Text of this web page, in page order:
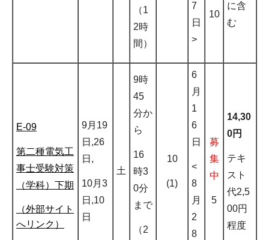
（1
2時
間）
7
日
>
10
に含
む
E-09
第二種電気工
事士受験対策
（学科）下期
（外部サイト
へリンク）
9月19
日,26
日,
10月3
日,10
日
土
9時
45
分か
ら
16
時3
0分
まで
（2
10
(1)
6
月
1
6
日
<
8
月
2
8
募
集
中
5
14,30
0円
テキ
スト
代2,5
00円
程度